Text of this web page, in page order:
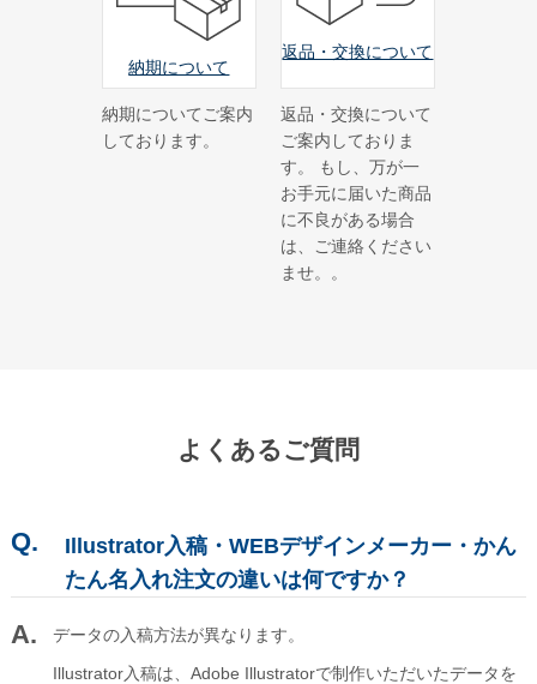
名入れタオル製作所
印鑑・ゴム印製作所
お名前シール製作所
納期について
納期についてご案内
しております。
返品・交換について
返品・交換について
ご案内しておりま
す。 もし、万が一
お手元に届いた商品
に不良がある場合
は、ご連絡ください
ませ。。
よくあるご質問
Illustrator入稿・WEBデザインメーカー・かん
たん名入れ注文の違いは何ですか？
データの入稿方法が異なります。
Illustrator入稿は、Adobe Illustratorで制作いただいたデータを